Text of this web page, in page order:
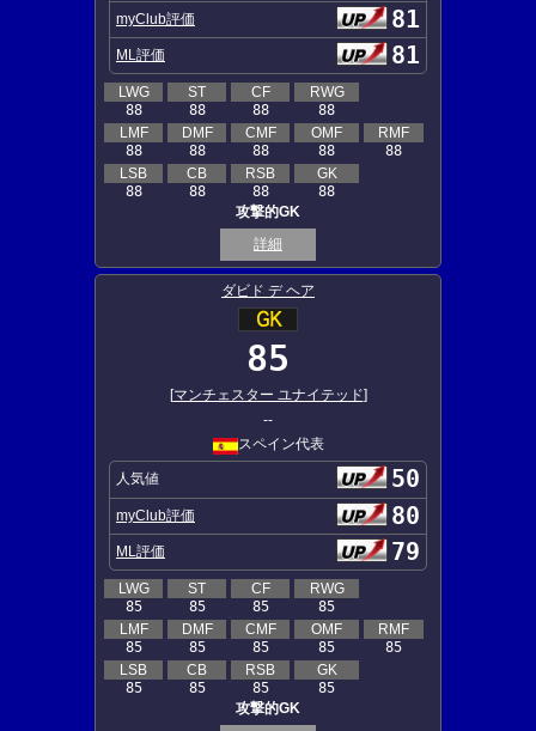
myClub評価 81
ML評価 81
LWG
88
ST
88
CF
88
RWG
88
LMF
88
DMF
88
CMF
88
OMF
88
RMF
88
LSB
88
CB
88
RSB
88
GK
88
攻撃的GK
詳細
ダビド デ ヘア
85
[マンチェスター ユナイテッド]
--
スペイン代表
人気値 50
myClub評価 80
ML評価 79
LWG
85
ST
85
CF
85
RWG
85
LMF
85
DMF
85
CMF
85
OMF
85
RMF
85
LSB
85
CB
85
RSB
85
GK
85
攻撃的GK